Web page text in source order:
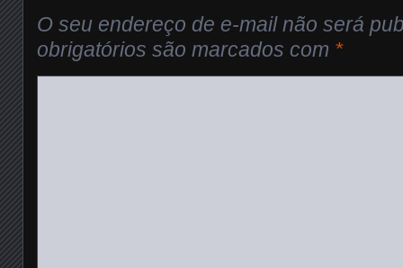
O seu endereço de e-mail não será
obrigatórios são marcados com *